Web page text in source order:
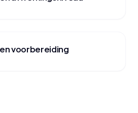
voorbereiding